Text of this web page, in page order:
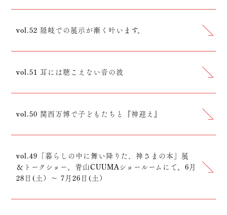
vol.52 隠岐での展示が漸く叶います。
vol.51 耳には聴こえない音の波
vol.50 関西万博で子どもたちと『神迎え』
vol.49「暮らしの中に舞い降りた、神さまの本」展
＆トークショー。青山CUUMAショールームにて。6月
28日(土）〜 7月26日(土）